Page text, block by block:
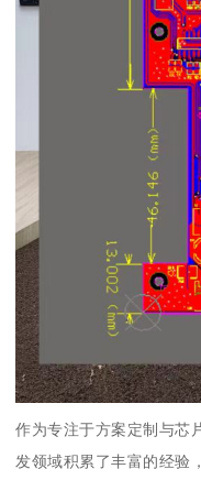
作为专注于方案定制与芯
发领域积累了丰富的经验